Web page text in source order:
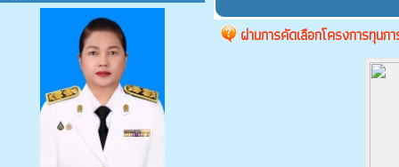
ผ่านการคัดเลือกโครงการทุน